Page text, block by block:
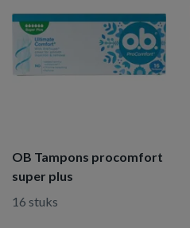
OB Tampons procomfort
super plus
16 stuks